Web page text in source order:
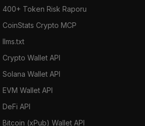
400+ Token Risk Raporu
CoinStats Crypto MCP
llms.txt
Crypto Wallet API
Solana Wallet API
EVM Wallet API
DeFi API
Bitcoin (xPub) Wallet API